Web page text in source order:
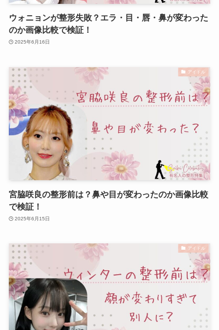
ウォニョンが整形失敗？エラ・目・唇・鼻が変わった
のか画像比較で検証！
2025年6月16日
アイドル
宮脇咲良の整形前は？鼻や目が変わったのか画像比較
で検証！
2025年6月15日
アイドル